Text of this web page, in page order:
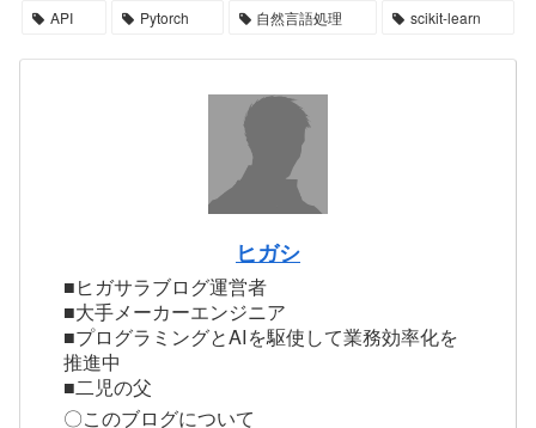
API
Pytorch 自然言語処理 scikit-learn
ヒガシ
■ヒガサラブログ運営者
■大手メーカーエンジニア
■プログラミングとAIを駆使して業務効率化を
推進中
■二児の父
〇このブログについて